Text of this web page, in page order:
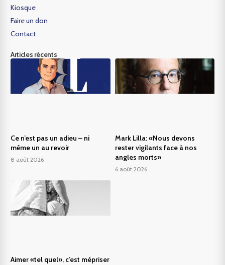
Kiosque
Faire un don
Contact
Articles récents
Ce n’est pas un adieu – ni
même un au revoir
8 août 2026
Mark Lilla: «Nous devons
rester vigilants face à nos
angles morts»
6 août 2026
Aimer «tel quel», c’est mépriser